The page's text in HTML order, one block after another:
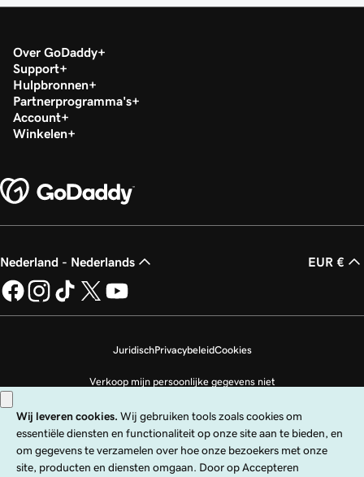
Over GoDaddy
Support
Hulpbronnen
Partnerprogramma's
Account
Winkelen
Nederland - Nederlands EUR €
JuridischPrivacybeleidCookies
Verkoop mijn persoonlijke gegevens niet
Copyright © 1999 - 2026 GoDaddy Operating Company, LLC. Alle rechten
voorbehouden. Het GoDaddy-woordmerk is een geregistreerd handelsmerk
van GoDaddy Operating Company, LLC in de VS en andere landen. Het logo
‘GO‘ is een geregistreerd handelsmerk van GoDaddy.com, LLC in de VS.